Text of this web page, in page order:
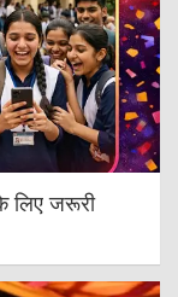
लिए जरूरी